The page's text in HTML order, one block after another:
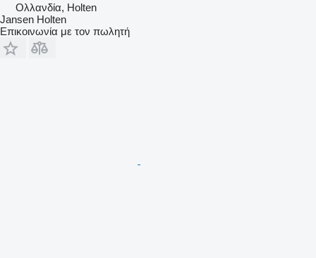
Ολλανδία, Holten
Jansen Holten
Επικοινωνία με τον πωλητή